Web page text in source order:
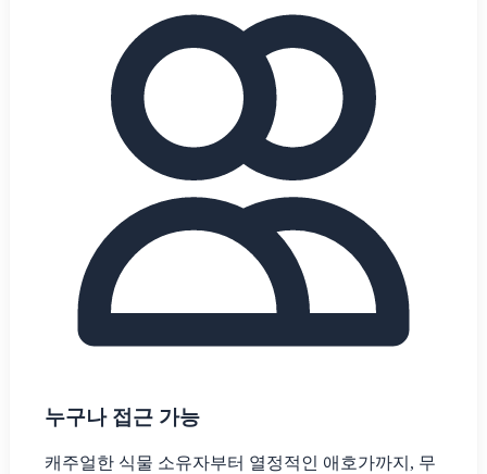
누구나 접근 가능
캐주얼한 식물 소유자부터 열정적인 애호가까지, 무